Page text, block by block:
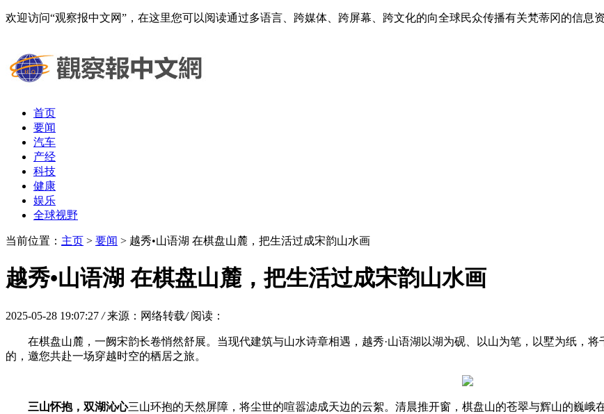
欢迎访问“观察报中文网”，在这里您可以阅读通过多语言、跨媒体、跨屏幕、跨文化的向全球民众传播有关梵蒂冈的信息
首页
要闻
汽车
产经
科技
健康
娱乐
全球视野
当前位置： 主页 > 要闻 > 越秀•山语湖 在棋盘山麓，把生活过成宋韵山水画
越秀•山语湖 在棋盘山麓，把生活过成宋韵山水画
2025-05-28 19:07:27 / 来源：网络转载/ 阅读：
在棋盘山麓，一阙宋韵长卷悄然舒展。当现代建筑与山水诗章相遇，越秀·山语湖以湖为砚、以山为笔，以墅为纸，
的，邀您共赴一场穿越时空的栖居之旅。
三山怀抱，双湖沁心三山环抱的天然屏障，将尘世的喧嚣滤成天边的云絮。清晨推开窗，棋盘山的苍翠与辉山的巍峨